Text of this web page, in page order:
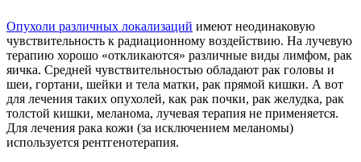
Опухоли различных локализаций имеют неодинаковую
чувствительность к радиационному воздействию. На лучевую
терапию хорошо «откликаются» различные виды лимфом, рак
яичка. Средней чувствительностью обладают рак головы и
шеи, гортани, шейки и тела матки, рак прямой кишки. А вот
для лечения таких опухолей, как рак почки, рак желудка, рак
толстой кишки, меланома, лучевая терапия не применяется.
Для лечения рака кожи (за исключением меланомы)
используется рентгенотерапия.